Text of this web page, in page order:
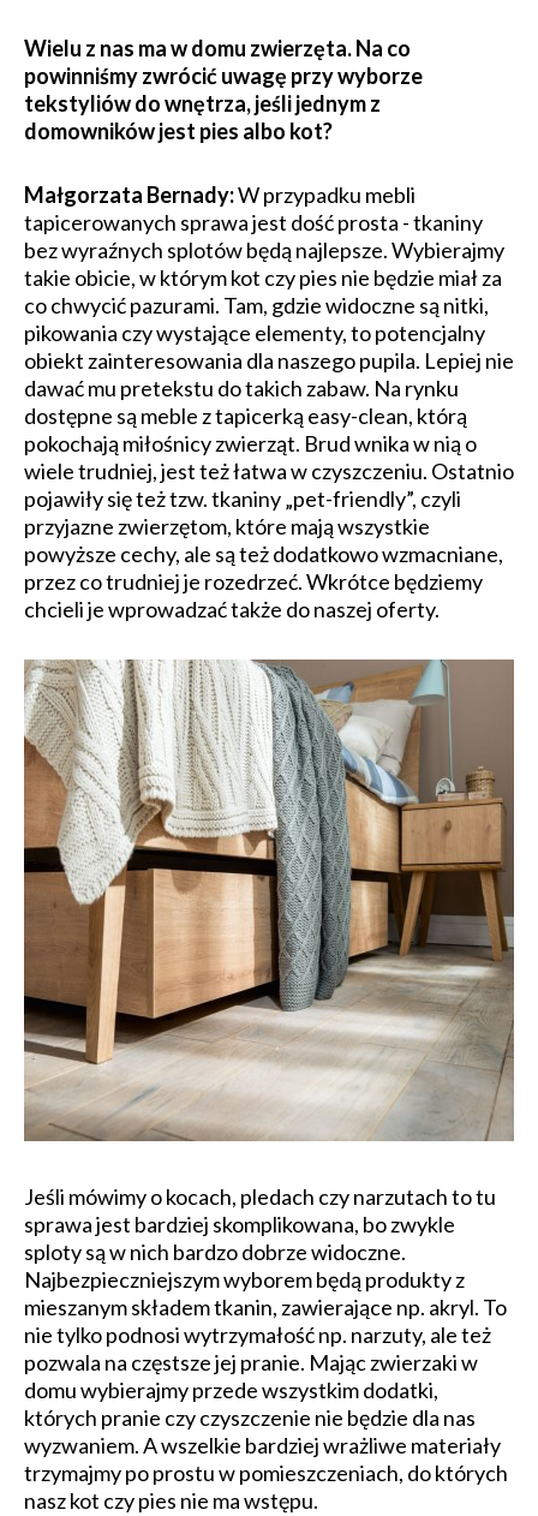
​Wielu z nas ma w domu zwierzęta. Na co
powinniśmy zwrócić uwagę przy wyborze
tekstyliów do wnętrza, jeśli jednym z
domowników jest pies albo kot?
Małgorzata Bernady:W przypadku mebli
tapicerowanych sprawa jest dość prosta - tkaniny
bez wyraźnych splotów będą najlepsze. Wybierajmy
takie obicie, w którym kot czy pies nie będzie miał za
co chwycić pazurami. Tam, gdzie widoczne są nitki,
pikowania czy wystające elementy, to potencjalny
obiekt zainteresowania dla naszego pupila. Lepiej nie
dawać mu pretekstu do takich zabaw. Na rynku
dostępne są meble z tapicerką easy-clean, którą
pokochają miłośnicy zwierząt. Brud wnika w nią o
wiele trudniej, jest też łatwa w czyszczeniu. Ostatnio
pojawiły się też tzw. tkaniny „pet-friendly”, czyli
przyjazne zwierzętom, które mają wszystkie
powyższe cechy, ale są też dodatkowo wzmacniane,
przez co trudniej je rozedrzeć. Wkrótce będziemy
chcieli je wprowadzać także do naszej oferty.
Jeśli mówimy o kocach, pledach czy narzutach to tu
sprawa jest bardziej skomplikowana, bo zwykle
sploty są w nich bardzo dobrze widoczne.
Najbezpieczniejszym wyborem będą produkty z
mieszanym składem tkanin, zawierające np. akryl. To
nie tylko podnosi wytrzymałość np. narzuty, ale też
pozwala na częstsze jej pranie. Mając zwierzaki w
domu wybierajmy przede wszystkim dodatki,
których pranie czy czyszczenie nie będzie dla nas
wyzwaniem. A wszelkie bardziej wrażliwe materiały
trzymajmy po prostu w pomieszczeniach, do których
nasz kot czy pies nie ma wstępu.